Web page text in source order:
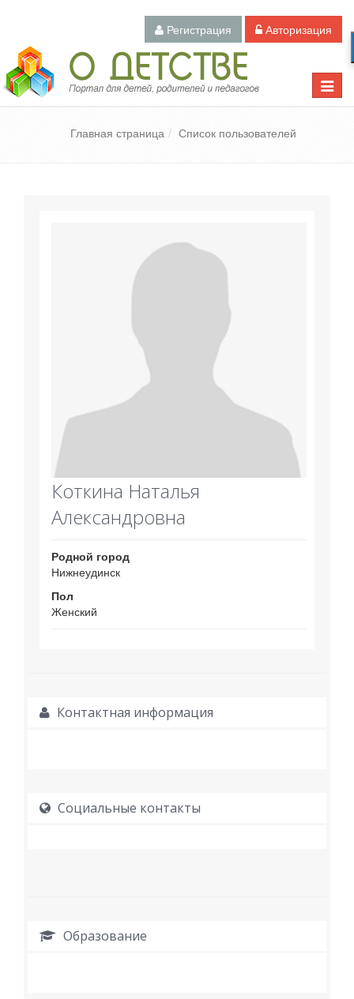
Регистрация Авторизация
Toggle
Педагогический портал «О детстве»
Главная страница Список пользователей
Коткина Наталья
Александровна
Родной город
Нижнеудинск
Пол
Женский
Контактная информация
Социальные контакты
Образование